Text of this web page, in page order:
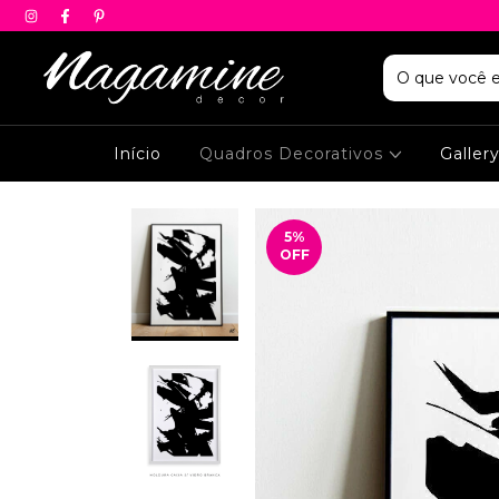
Início Quadros Decorativos
5%
OFF